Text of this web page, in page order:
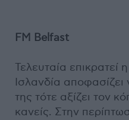
FM Belfast
Τελευταία επικρατεί
Ισλανδία
της τότε αξίζει τον
κανείς. Στην